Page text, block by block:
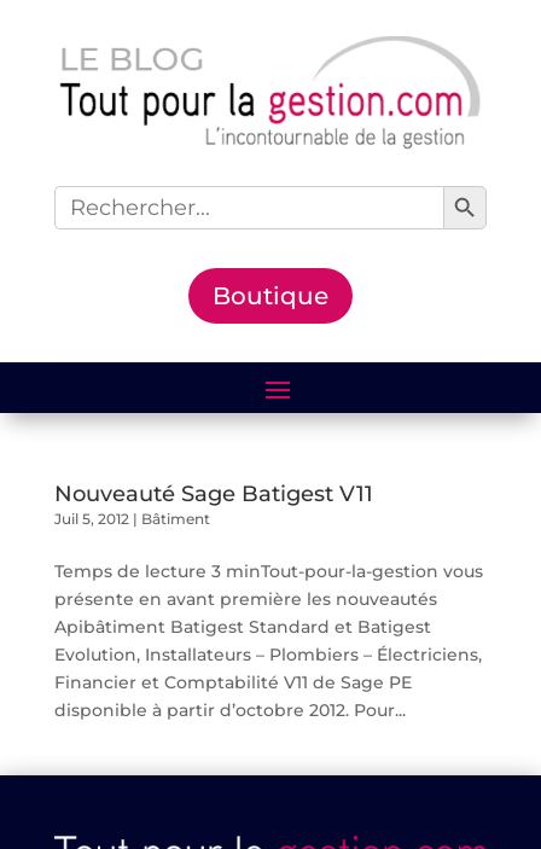
Search
for:
Search Button
Boutique
Nouveauté Sage Batigest V11
Juil 5, 2012| Bâtiment
Temps de lecture 3 minTout-pour-la-gestion vous
présente en avant première les nouveautés
Apibâtiment Batigest Standard et Batigest
Evolution, Installateurs – Plombiers – Électriciens,
Financier et Comptabilité V11 de Sage PE
disponible à partir d’octobre 2012. Pour...